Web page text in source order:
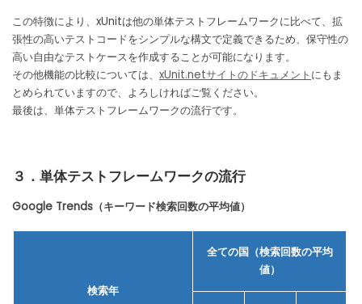
この特徴により、xUnitは他の単体テストフレームワークに比べて、拡
張性の高いテストコードをシンプルな構文で定義できるため、保守性の
高い自由なテストケースを作成することが可能になります。
その他機能の比較については、 xUnit.netサイトのドキュメント にもま
とめられていますので、よろしければご覧ください。
最後は、単体テストフレームワークの流行です。
３． 単体テストフレームワークの流行
Google Trends（キーワード検索回数の平均値）
検索年
全ての国（検索回数の平均
値）